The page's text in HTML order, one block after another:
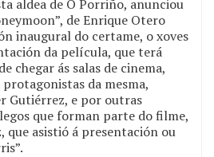
aldea de O Porriño, anunciou
de Enrique Otero
inaugural do certame, o xoves
da película, que terá
chegar ás salas de cinema,
da mesma,
Gutiérrez, e por outras
que forman parte do filme,
que asistió á presentación ou